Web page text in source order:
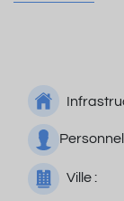
Personnel
Ville :